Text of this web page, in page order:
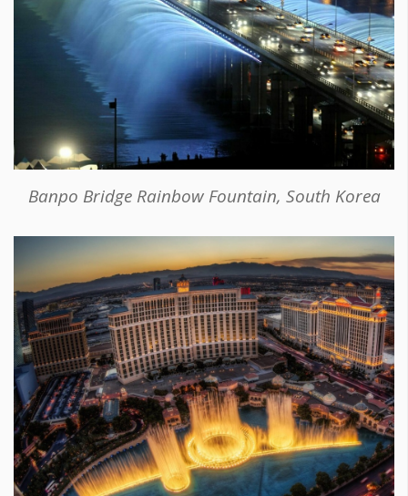
Banpo Bridge Rainbow Fountain, South Korea